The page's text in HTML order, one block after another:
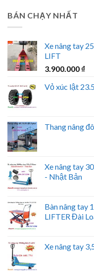
BÁN CHẠY NHẤT
Xe nâng tay
LIFT
3.900.000 ₫
Vỏ xúc lật
Thang nâng
Xe nâng tay
- Nhật Bản
Bàn nâng tay
LIFTER Đài
Xe nâng tay